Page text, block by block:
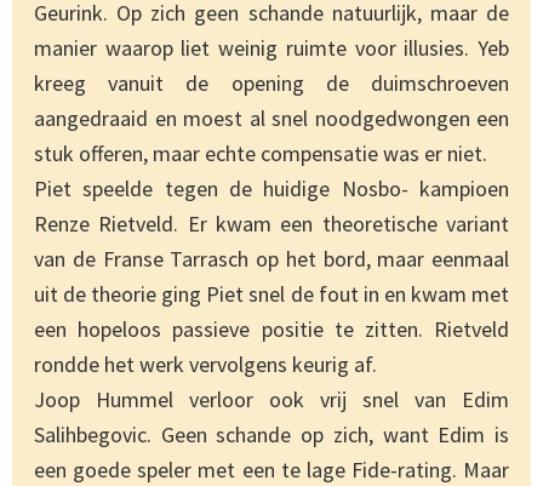
Geurink. Op zich geen schande natuurlijk, maar de
manier waarop liet weinig ruimte voor illusies. Yeb
kreeg vanuit de opening de duimschroeven
aangedraaid en moest al snel noodgedwongen een
stuk offeren, maar echte compensatie was er niet.
Piet speelde tegen de huidige Nosbo- kampioen
Renze Rietveld. Er kwam een theoretische variant
van de Franse Tarrasch op het bord, maar eenmaal
uit de theorie ging Piet snel de fout in en kwam met
een hopeloos passieve positie te zitten. Rietveld
rondde het werk vervolgens keurig af.
Joop Hummel verloor ook vrij snel van Edim
Salihbegovic. Geen schande op zich, want Edim is
een goede speler met een te lage Fide-rating. Maar